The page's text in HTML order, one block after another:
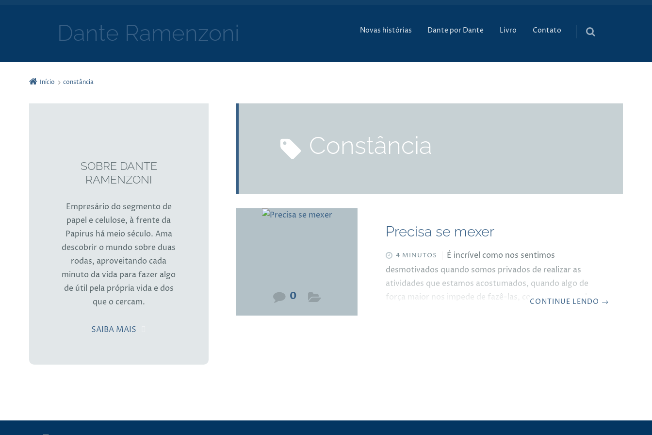
Dante Ramenzoni Pular para o conteúdo
Novas histórias Dante por Dante Livro Contato
Início constância
constância
0
Precisa se mexer
4 MINUTOS
É incrível como nos sentimos
desmotivados quando somos privados de realizar as
atividades que estamos acostumados, quando algo de
força maior nos impede de fazê-las, como por exemplo
CONTINUE LENDO →
SOBRE DANTE
RAMENZONI
Empresário do segmento de
papel e celulose, à frente da
Papirus há meio século. Ama
descobrir o mundo sobre duas
rodas, aproveitando cada
minuto da vida para fazer algo
de útil pela própria vida e dos
que o cercam.
SAIBA MAIS